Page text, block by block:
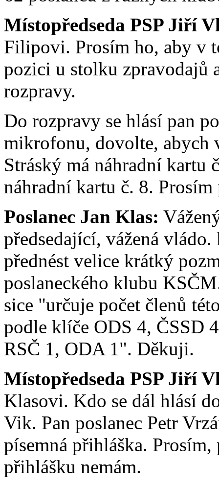
Místopředseda PSP Jiří
Filipovi. Prosím ho, aby v
pozici u stolku zpravodajů
rozpravy.
Do rozpravy se hlásí pan
mikrofonu, dovolte, abych
Stráský má náhradní kartu
náhradní kartu č. 8.
Poslanec Jan Klas:
předsedající, vážená
přednést velice krátký
poslaneckého klubu
sice "určuje počet členů
podle klíče ODS 4, ČSSD
RSČ 1, ODA 1". Děkuji.
Místopředseda PSP Jiří
Klasovi. Kdo se dál hlásí
Vik. Pan poslanec Petr
písemná přihláška.
přihlášku nemám.